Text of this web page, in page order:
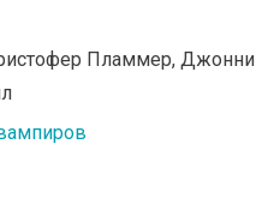
Пламмер, Джонни